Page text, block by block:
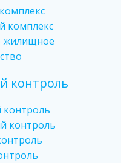
комплекс
жилищное
контроль
контроль
контроль